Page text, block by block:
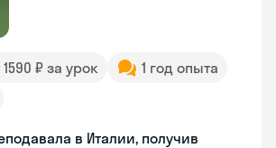
1590 ₽ за урок
1 год опыта
в Италии, получив